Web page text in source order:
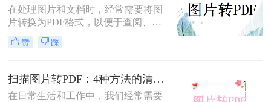
在处理图片和文档时，经常需要将图
片转换为PDF格式，以便于查阅、分
享或存档。那么如何把图片变成pdf
呢？本文将介绍三种常用的图片转
赞 踩
扫描图片转PDF：4种方法的清晰度和文件体积对比!
在日常生活和工作中，我们经常需要